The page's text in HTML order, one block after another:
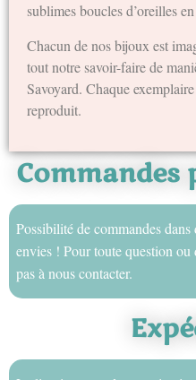
sublimes boucles d’oreilles
Chacun de nos bijoux est
tout notre savoir-faire de
Savoyard. Chaque
reproduit.
Commandes
Possibilité de commandes
envies ! Pour toute question ou
pas à nous contacter.